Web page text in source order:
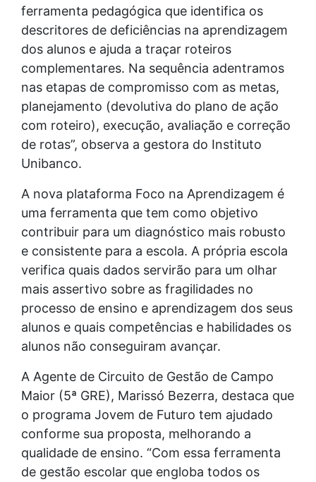
ferramenta pedagógica que identifica os
descritores de deficiências na aprendizagem
dos alunos e ajuda a traçar roteiros
complementares. Na sequência adentramos
nas etapas de compromisso com as metas,
planejamento (devolutiva do plano de ação
com roteiro), execução, avaliação e correção
de rotas”, observa a gestora do Instituto
Unibanco.
A nova plataforma Foco na Aprendizagem é
uma ferramenta que tem como objetivo
contribuir para um diagnóstico mais robusto
e consistente para a escola. A própria escola
verifica quais dados servirão para um olhar
mais assertivo sobre as fragilidades no
processo de ensino e aprendizagem dos seus
alunos e quais competências e habilidades os
alunos não conseguiram avançar.
A Agente de Circuito de Gestão de Campo
Maior (5ª GRE), Marissó Bezerra, destaca que
o programa Jovem de Futuro tem ajudado
conforme sua proposta, melhorando a
qualidade de ensino. “Com essa ferramenta
de gestão escolar que engloba todos os